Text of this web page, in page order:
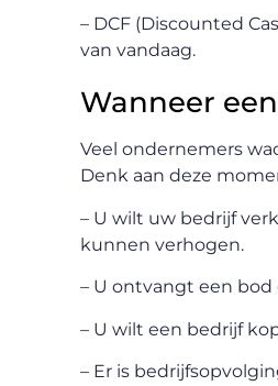
– DCF (Discounted
van vandaag.
Wanneer
Veel ondernemers
Denk aan deze
– U wilt uw bedrijf
kunnen verhogen.
– U ontvangt een
– U wilt een bedrijf
– Er is